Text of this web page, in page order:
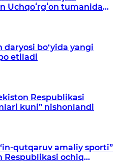
Uchqoʻrgʻon tumanida
daryosi bo‘yida yangi
etiladi
Respublikasi
kuni” nishonlandi
qutqaruv amaliy sporti”
Respublikasi ochiq